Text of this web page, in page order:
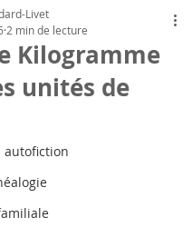
autofiction
Kilogramme
unités de
Livet
2 min de lecture